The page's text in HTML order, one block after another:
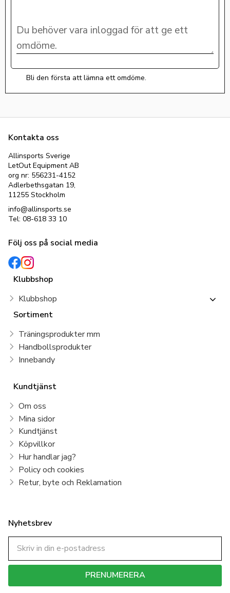
Bli den första att lämna ett omdöme.
Kontakta oss
Allinsports Sverige
LetOut Equipment AB
org nr: 556231-4152
Adlerbethsgatan 19,
11255 Stockholm
info@allinsports.se
Tel: 08-618 33 10
Följ oss på social media
Klubbshop
Klubbshop
Sortiment
Träningsprodukter mm
Handbollsprodukter
Innebandy
Kundtjänst
Om oss
Mina sidor
Kundtjänst
Köpvillkor
Hur handlar jag?
Policy och cookies
Retur, byte och Reklamation
Nyhetsbrev
PRENUMERERA